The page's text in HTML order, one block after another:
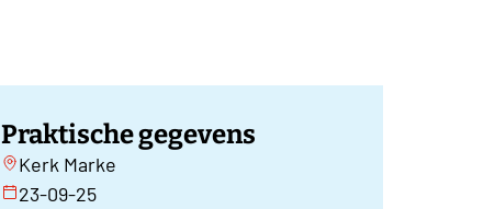
Praktische gegevens
Kerk Marke
23-09-25